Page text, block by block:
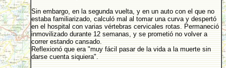
Sin embargo, en la segunda vuelta, y en un auto con el que no
estaba familiarizado, calculó mal al tomar una curva y despertó
en el hospital con varias vértebras cervicales rotas. Permaneció
inmovilizado durante 12 semanas, y se prometió no volver a
correr estando cansado.
Reflexionó que era "muy fácil pasar de la vida a la muerte sin
darse cuenta siquiera".